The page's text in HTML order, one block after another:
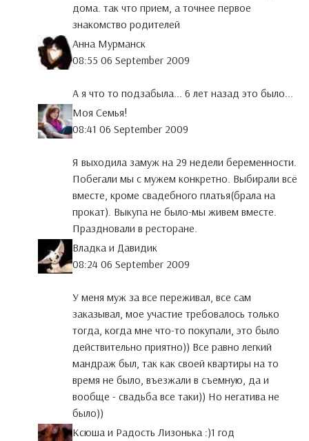
дома. так что прием, а точнее первое
знакомство родителей
Анна Мурманск
08:55 06 September 2009
А я что то подзабыла... 6 лет назад это было...
Моя Семья!
08:41 06 September 2009
Я выходила замуж на 29 недели беременности.
Побегали мы с мужем конкретно. Выбирали всё
вместе, кроме свадебного платья(брала на
прокат). Выкупа не было-мы живем вместе.
Праздновали в ресторане.
Владка и Давидик
08:24 06 September 2009
У меня муж за все переживал, все сам
заказывал, мое участие требовалось только
тогда, когда мне что-то покупали, это было
действительно приятно)) Все равно легкий
мандраж был, так как своей квартиры на то
время не было, въезжали в съемную, да и
вообще - свадьба все таки)) Но негатива не
было))
Ксюша и Радость Лизонька :)1 год